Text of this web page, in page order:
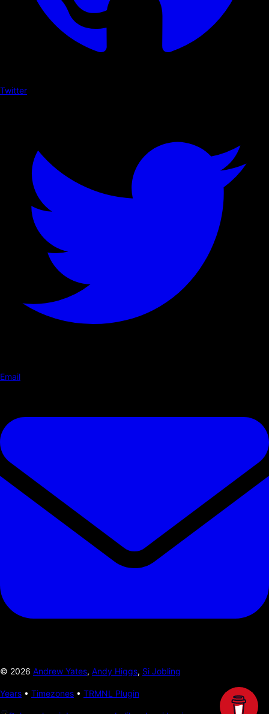
Twitter
Email
© 2026 Andrew Yates, Andy Higgs, Si Jobling
Years • Timezones • TRMNL Plugin